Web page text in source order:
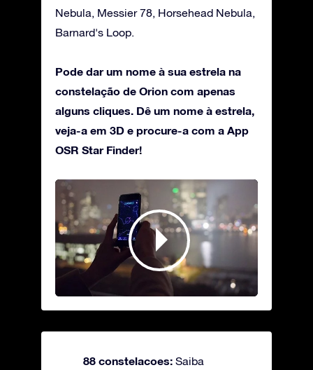
Nebula, Messier 78, Horsehead Nebula,
Barnard's Loop.
Pode dar um nome à sua estrela na
constelação de Orion com apenas
alguns cliques. Dê um nome à estrela,
veja-a em 3D e procure-a com a App
OSR Star Finder!
88 constelacoes: Saiba